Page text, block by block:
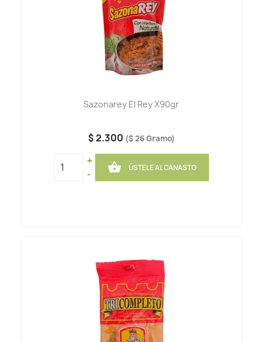
Sazonarey El Rey X90gr
$ 2.300 ($ 26 Gramo)
+
-
 ÚSTELE AL CANASTO